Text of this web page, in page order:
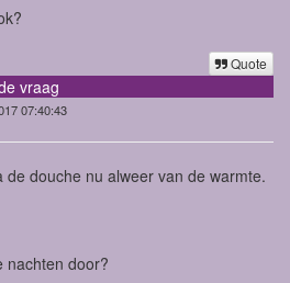
Quote
vraag
07:40:43
de douche nu alweer van de warmte.
nachten door?